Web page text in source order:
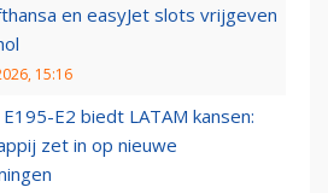
en easyJet slots vrijgeven
15:16
E2 biedt LATAM kansen:
zet in op nieuwe